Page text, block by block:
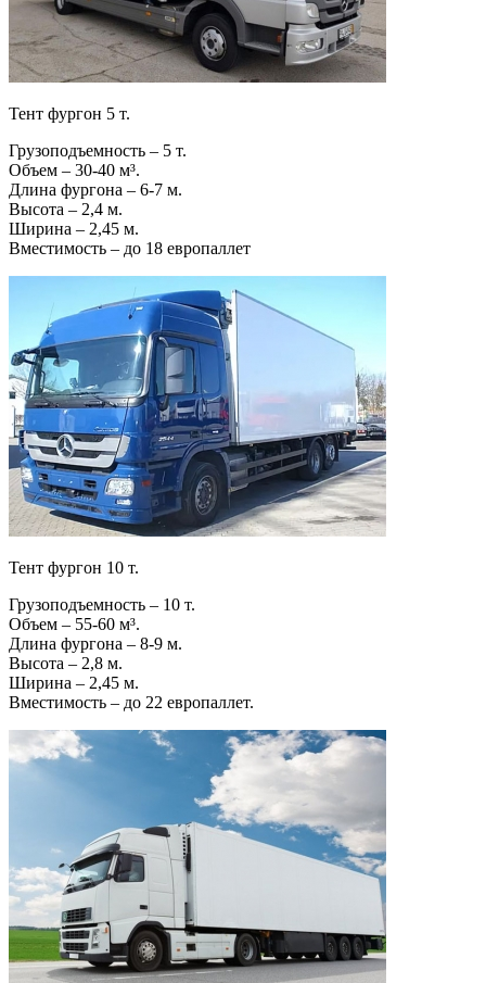
Тент фургон 5 т.
Грузоподъемность – 5 т.
Объем – 30-40 м³.
Длина фургона – 6-7 м.
Высота – 2,4 м.
Ширина – 2,45 м.
Вместимость – до 18 европаллет
Тент фургон 10 т.
Грузоподъемность – 10 т.
Объем – 55-60 м³.
Длина фургона – 8-9 м.
Высота – 2,8 м.
Ширина – 2,45 м.
Вместимость – до 22 европаллет.